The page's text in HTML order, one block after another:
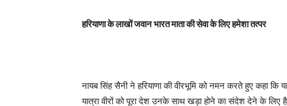
हरियाणा के लाखों जवान भारत माता की सेवा के लिए हमेशा तत्पर
नायब सिंह सैनी ने हरियाणा की वीरभूमि को नमन करते हुए कहा कि
यात्रा वीरों को पूरा देश उनके साथ खड़ा होने का संदेश देने के लिए